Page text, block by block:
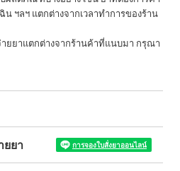
ฯลฯ แตกต่างจากเวลาทำการของร้าน
ยยาแตกต่างจากร้านค้าที่แนบมา กรุณา
ยยา การจองใบสั่งยาออนไลน์